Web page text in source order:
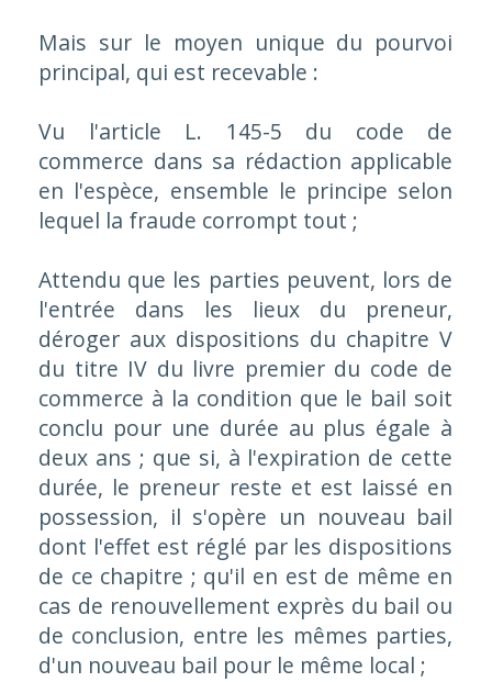
Mais sur le moyen unique du pourvoi
principal, qui est recevable :
Vu l'article L. 145-5 du code de
commerce dans sa rédaction applicable
en l'espèce, ensemble le principe selon
lequel la fraude corrompt tout ;
Attendu que les parties peuvent, lors de
l'entrée dans les lieux du preneur,
déroger aux dispositions du chapitre V
du titre IV du livre premier du code de
commerce à la condition que le bail soit
conclu pour une durée au plus égale à
deux ans ; que si, à l'expiration de cette
durée, le preneur reste et est laissé en
possession, il s'opère un nouveau bail
dont l'effet est réglé par les dispositions
de ce chapitre ; qu'il en est de même en
cas de renouvellement exprès du bail ou
de conclusion, entre les mêmes parties,
d'un nouveau bail pour le même local ;